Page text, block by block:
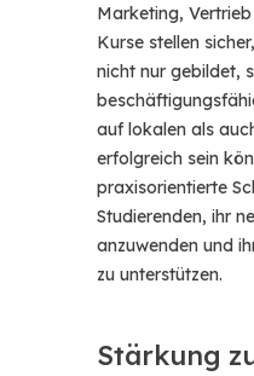
Marketing,
Kurse stellen
nicht nur gebildet,
auf lokalen als
erfolgreich sein
praxisorientierte
Studierenden, ihr
anzuwenden und
zu unterstützen.
Stärkung